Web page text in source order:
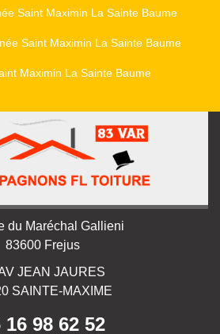
Saint Maximin La Sainte Baume
Saint Maximin La Sainte Baume
Maximin La Sainte Baume
du Maréchal Gallieni
83600 Frejus
JEAN JAURES
SAINTE-MAXIME
16 98 62 52